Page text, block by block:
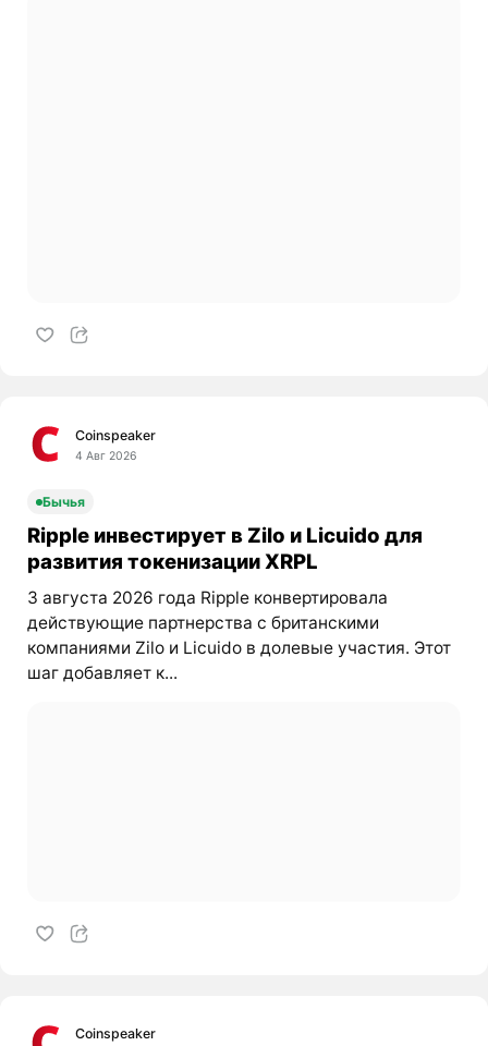
Coinspeaker
4 Авг 2026
Бычья
Ripple инвестирует в Zilo и Licuido для
развития токенизации XRPL
3 августа 2026 года Ripple конвертировала
действующие партнерства с британскими
компаниями Zilo и Licuido в долевые участия. Этот
шаг добавляет к...
Coinspeaker